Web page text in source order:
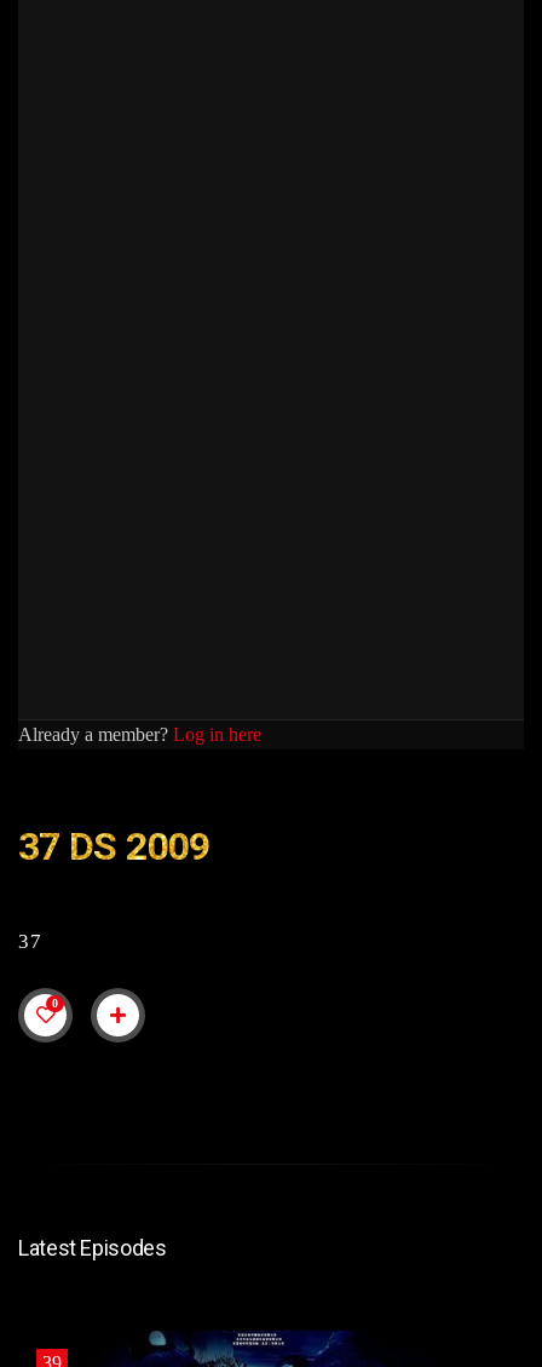
Already a member? Log in here
37 DS 2009
37
0
Latest Episodes
39